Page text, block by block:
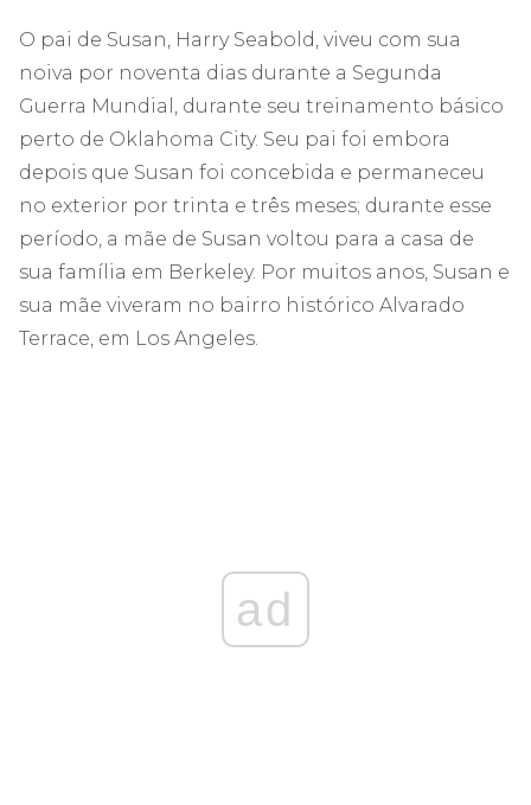
O pai de Susan, Harry Seabold, viveu com sua
noiva por noventa dias durante a Segunda
Guerra Mundial, durante seu treinamento básico
perto de Oklahoma City. Seu pai foi embora
depois que Susan foi concebida e permaneceu
no exterior por trinta e três meses; durante esse
período, a mãe de Susan voltou para a casa de
sua família em Berkeley. Por muitos anos, Susan e
sua mãe viveram no bairro histórico Alvarado
Terrace, em Los Angeles.
ad